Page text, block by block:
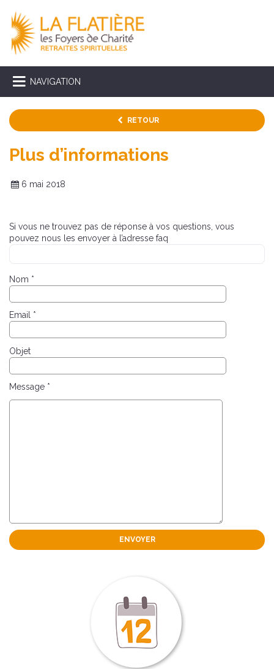
NAVIGATION
RETOUR
Plus d’informations
6 mai 2018
Si vous ne trouvez pas de réponse à vos questions, vous
pouvez nous les envoyer à l’adresse faq
Nom *
Email *
Objet
Message *